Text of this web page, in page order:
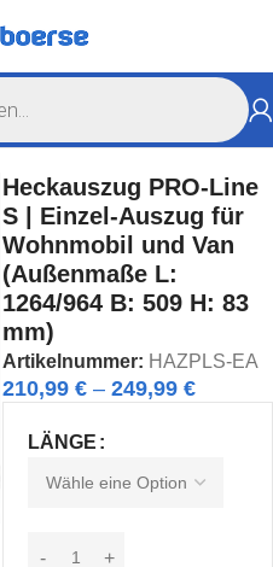
Heckauszug
Heckauszug PRO-Line
S | Einzel-Auszug für
Wohnmobil und Van
(Außenmaße L:
1264/964 B: 509 H: 83
mm)
Artikelnummer: HAZPLS-EA
210,99 € – 249,99 €
LÄNGE